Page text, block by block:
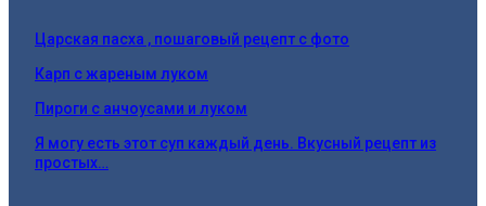
Царская пасха , пошаговый рецепт с фото
Карп с жареным луком
Пироги с анчоусами и луком
Я могу есть этот суп каждый день. Вкусный рецепт из
простых…